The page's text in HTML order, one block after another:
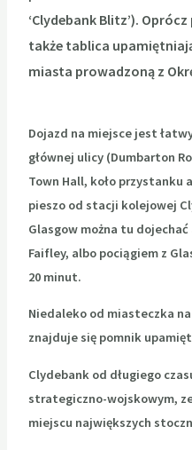
‘Clydebank Blitz’). Oprócz
także tablica
miasta prowadzoną z
Dojazd na miejsce jest
głównej ulicy (Dumbarton
Town Hall, koło
pieszo od stacji kolejowej
Glasgow można tu
Faifley, albo pociągiem z
20 minut.
Niedaleko od miasteczka
znajduje się pomnik
Clydebank od długiego
strategiczno-wojskowym,
miejscu największych